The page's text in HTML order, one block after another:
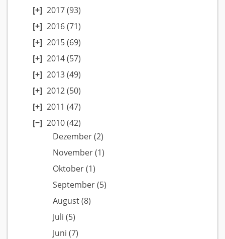
2017(93)
2016(71)
2015(69)
2014(57)
2013(49)
2012(50)
2011 (47)
2010(42)
Dezember(2)
November(1)
Oktober(1)
September(5)
August(8)
Juli (5)
Juni (7)